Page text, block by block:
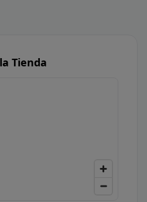
Tienda